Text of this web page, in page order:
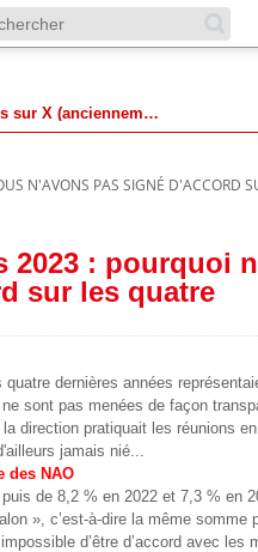
Suivez-nous sur X (anciennement Twitter)
N'AVONS PAS SIGNÉ D'ACCORD
2023 : pourquoi
sur les quatre
dernières années
sont pas menées de façon
direction pratiquait les réunions
jamais nié...
des NAO
de 8,2 % en 2022 et 7,3 % en
», c’est-à-dire la même somme
d’être d’accord avec les